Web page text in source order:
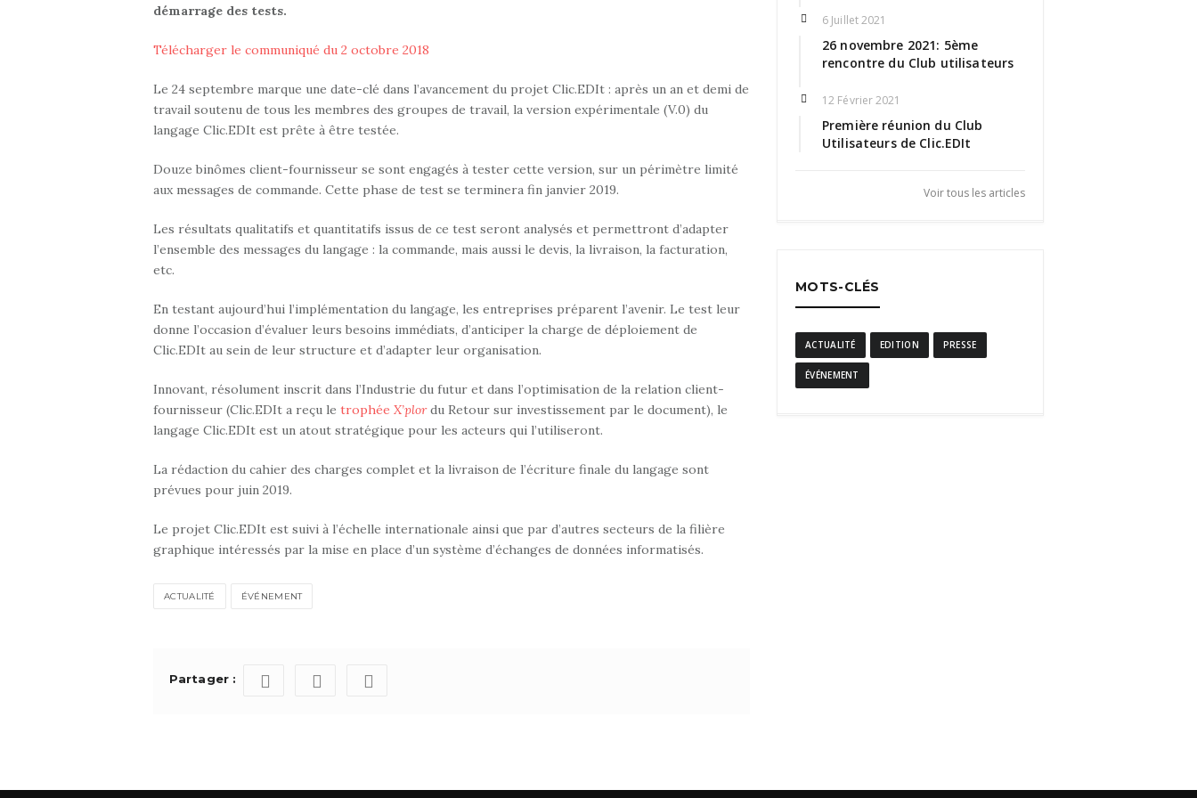
démarrage des tests.
Télécharger le communiqué du 2 octobre 2018
Le 24 septembre marque une date-clé dans l’avancement du projet Clic.EDIt : après un an et demi de
travail soutenu de tous les membres des groupes de travail, la version expérimentale (V.0) du
langage Clic.EDIt est prête à être testée.
Douze binômes client-fournisseur se sont engagés à tester cette version, sur un périmètre limité
aux messages de commande. Cette phase de test se terminera fin janvier 2019.
Les résultats qualitatifs et quantitatifs issus de ce test seront analysés et permettront d’adapter
l’ensemble des messages du langage : la commande, mais aussi le devis, la livraison, la facturation,
etc.
En testant aujourd’hui l’implémentation du langage, les entreprises préparent l’avenir. Le test leur
donne l’occasion d’évaluer leurs besoins immédiats, d’anticiper la charge de déploiement de
Clic.EDIt au sein de leur structure et d’adapter leur organisation.
Innovant, résolument inscrit dans l’Industrie du futur et dans l’optimisation de la relation client-
fournisseur (Clic.EDIt a reçu le trophée X’plordu Retour sur investissement par le document), le
langage Clic.EDIt est un atout stratégique pour les acteurs qui l’utiliseront.
La rédaction du cahier des charges complet et la livraison de l’écriture finale du langage sont
prévues pour juin 2019.
Le projet Clic.EDIt est suivi à l’échelle internationale ainsi que par d’autres secteurs de la filière
graphique intéressés par la mise en place d’un système d’échanges de données informatisés.
ACTUALITÉ ÉVÉNEMENT
Partager :
6 Juillet 2021
26 novembre 2021: 5ème
rencontre du Club utilisateurs
12 Février 2021
Première réunion du Club
Utilisateurs de Clic.EDIt
Voir tous les articles
MOTS-CLÉS
ACTUALITÉ EDITION PRESSE
ÉVÉNEMENT